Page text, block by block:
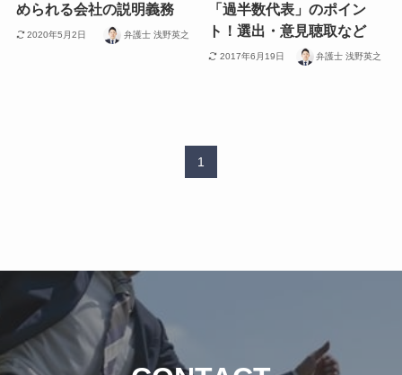
められる会社の説明義務
2020年5月2日 弁護士 浅野英之
「過半数代表」のポイン
ト！選出・意見聴取など
2017年6月19日 弁護士 浅野英之
1